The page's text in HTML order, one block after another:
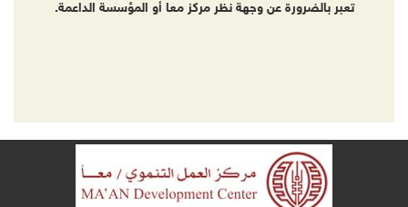
تعبر بالضرورة عن وجهة نظر مركز معا أو المؤسسة الداعمة.